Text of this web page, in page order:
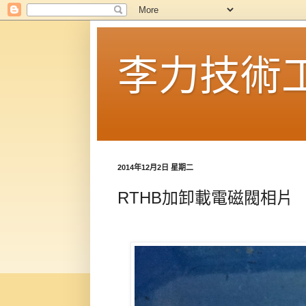
李力技術
2014年12月2日 星期二
RTHB加卸載電磁閥相片